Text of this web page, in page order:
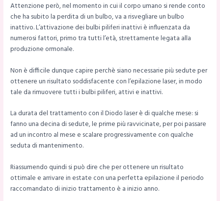
Attenzione però, nel momento in cui il corpo umano si rende conto
che ha subito la perdita di un bulbo, va a risvegliare un bulbo
inattivo. L’attivazione dei bulbi piliferi inattivi è influenzata da
numerosi fattori, primo tra tutti l’età, strettamente legata alla
produzione ormonale.
Non è difficile dunque capire perchè siano necessarie più sedute per
ottenere un risultato soddisfacente con l’epilazione laser, in modo
tale da rimuovere tutti i bulbi piliferi, attivi e inattivi.
La durata del trattamento con il Diodo laser è di qualche mese: si
fanno una decina di sedute, le prime più ravvicinate, per poi passare
ad un incontro al mese e scalare progressivamente con qualche
seduta di mantenimento.
Riassumendo quindi si può dire che per ottenere un risultato
ottimale e arrivare in estate con una perfetta epilazione il periodo
raccomandato di inizio trattamento è a inizio anno.